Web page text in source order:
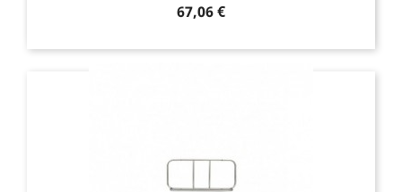
Precio
67,06 €